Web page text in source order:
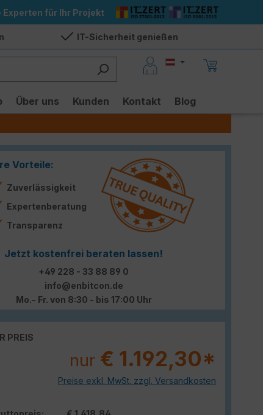
für Ihr Projekt
IT-Sicherheit genießen
Über uns Kunden Kontakt Blog
Vorteile:
Zuverlässigkeit
Expertenberatung
Transparenz
Jetzt kostenfrei beraten lassen!
+49 228 - 33 88 89 0
info@enbitcon.de
Mo.- Fr. von 8:30 - bis 17:00 Uhr
PREIS
nur € 1.192,30*
Preise exkl. MwSt. zzgl. Versandkosten